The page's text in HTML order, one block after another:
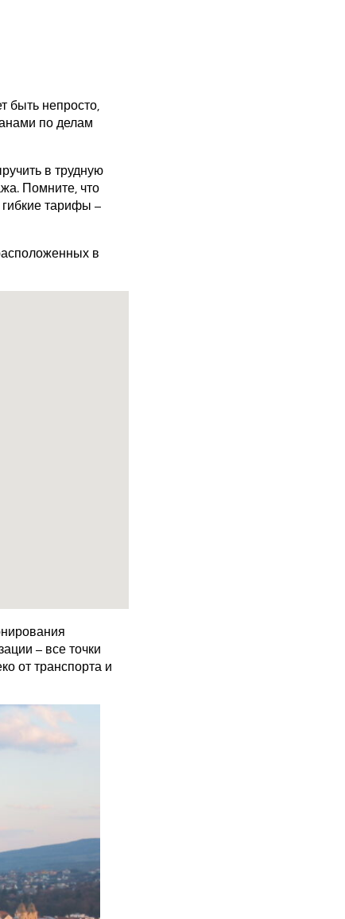
быть непросто,
по делам
в трудную
Помните, что
тарифы –
в
– все точки
от транспорта и